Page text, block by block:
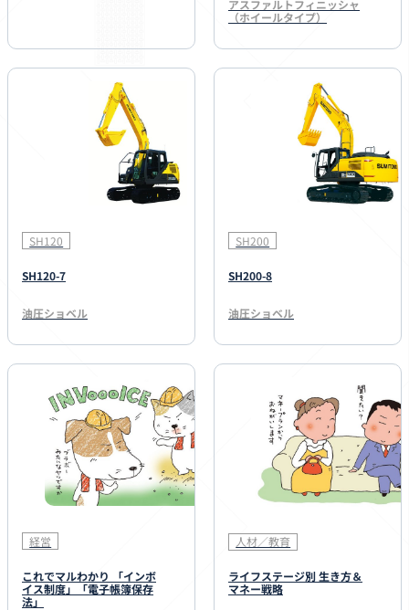
アスファルトフィニッシャ
（ホイールタイプ）
SH120
SH120-7
油圧ショベル
SH200
SH200-8
油圧ショベル
経営
これでマルわかり 「インボ
イス制度」「電子帳簿保存
法」
人材／教育
ライフステージ別 生き方＆
マネー戦略